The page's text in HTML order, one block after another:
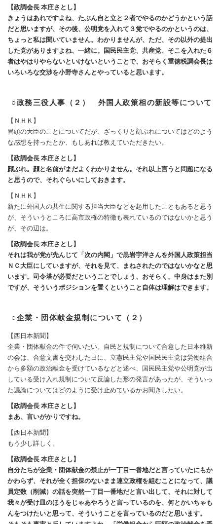
【政調会長 本庄さとし】
きょうはあれですよね、たぶん自と立と２者でやるのかどうかという話
だと思いますが、その後、公明党を入れて３党でやるのかというのは、
ちょっと私は聞いていません。わかりませんが、ただ、その以外の提出
した党がありますよね、一緒に。国民民主党、共産党、そこを入れた６
者はやはりやらないといけないということで、おそらく重徳税調会長は
いろいろな交渉を小野寺さんとやっていると思います。
○政務三役人事（２） 外国人政策相の新設等について
【ＮＨＫ】
冒頭の大臣のことについてだが、ざっくりと顔ぶれについてはどのよう
な感想を持ったとか、もしあれば教えていただきたい。
【政調会長 本庄さとし】
顔ぶれ。顔と名前がまだよくわかりません。それ以上言うと問題になる
と思うので、それぐらいにしておきます。
【ＮＨＫ】
新たに外国人の共生に関する担当大臣などを起用したこともあると思う
が、そういうところに高市政権の特徴も表れているのではないかと思う
が、その辺は。
【政調会長 本庄さとし】
それは我が党が先んじて「次の内閣」で黒岩宇洋さんを外国人政策担当
ＮＣ大臣にしていますが、それを見て、まねされたのではないかなと思
います。司令塔が必要だということでしょう、おそらく。中身はまた別
ですが、そういうポジションを置くということ自体は理解はできます。
○企業・団体献金規制について（２）
【西日本新聞】
企業・団体献金の件で伺いたい。自民と規制について合意した日本維新
の会は、合意文書を交わした日に、立憲民主党や国民民主党は労働組合
から多額の政治献金を受けているなどと述べ、国民民主党や公明党が出
している受け入れ規制について反論した形の発言があったが、そういっ
た議論についてはどのように受け止めているかお聞きしたい。
【政調会長 本庄さとし】
まあ、言いがかりですね。
【西日本新聞】
もう少し詳しく。
【政調会長 本庄さとし】
自分たちが企業・団体献金の禁止が一丁目一番地だと言っていたにもか
かわらず、それが全く担保のないまま連立政権を組むことになって、議
員定数（削減）の話を突然一丁目一番地だと言い出して、それに対して
我々が受け皿のほうをじゃあやろうと言っているのを、何とかいちゃも
んをつけたいと思って、そういうことを言っているのだと思います。